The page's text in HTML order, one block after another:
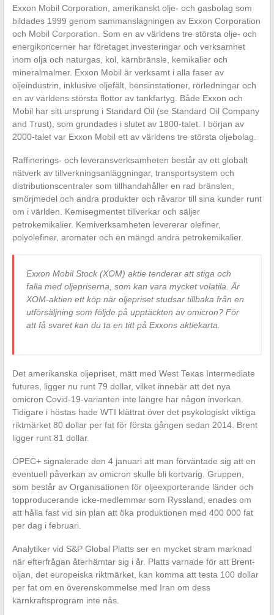
Exxon Mobil Corporation, amerikanskt olje- och gasbolag som
bildades 1999 genom sammanslagningen av Exxon Corporation
och Mobil Corporation. Som en av världens tre största olje- och
energikoncerner har företaget investeringar och verksamhet
inom olja och naturgas, kol, kärnbränsle, kemikalier och
mineralmalmer. Exxon Mobil är verksamt i alla faser av
oljeindustrin, inklusive oljefält, bensinstationer, rörledningar och
en av världens största flottor av tankfartyg. Både Exxon och
Mobil har sitt ursprung i Standard Oil (se Standard Oil Company
and Trust), som grundades i slutet av 1800-talet. I början av
2000-talet var Exxon Mobil ett av världens tre största oljebolag.
Raffinerings- och leveransverksamheten består av ett globalt
nätverk av tillverkningsanläggningar, transportsystem och
distributionscentraler som tillhandahåller en rad bränslen,
smörjmedel och andra produkter och råvaror till sina kunder runt
om i världen. Kemisegmentet tillverkar och säljer
petrokemikalier. Kemiverksamheten levererar olefiner,
polyolefiner, aromater och en mängd andra petrokemikalier.
Exxon Mobil Stock (XOM) aktie tenderar att stiga och
falla med oljepriserna, som kan vara mycket volatila. Är
XOM-aktien ett köp när oljepriset studsar tillbaka från en
utförsäljning som följde på upptäckten av omicron? För
att få svaret kan du ta en titt på Exxons aktiekarta.
Det amerikanska oljepriset, mätt med West Texas Intermediate
futures, ligger nu runt 79 dollar, vilket innebär att det nya
omicron Covid-19-varianten inte längre har någon inverkan.
Tidigare i höstas hade WTI klättrat över det psykologiskt viktiga
riktmärket 80 dollar per fat för första gången sedan 2014. Brent
ligger runt 81 dollar.
OPEC+ signalerade den 4 januari att man förväntade sig att en
eventuell påverkan av omicron skulle bli kortvarig. Gruppen,
som består av Organisationen för oljeexporterande länder och
topproducerande icke-medlemmar som Ryssland, enades om
att hålla fast vid sin plan att öka produktionen med 400 000 fat
per dag i februari.
Analytiker vid S&P Global Platts ser en mycket stram marknad
när efterfrågan återhämtar sig i år. Platts varnade för att Brent-
oljan, det europeiska riktmärket, kan komma att testa 100 dollar
per fat om en överenskommelse med Iran om dess
kärnkraftsprogram inte nås.